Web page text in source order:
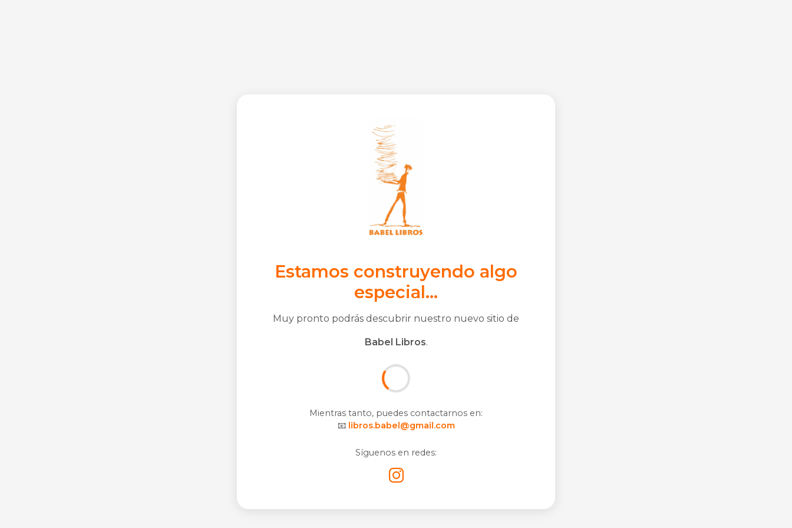
Estamos construyendo algo
especial...
Muy pronto podrás descubrir nuestro nuevo sitio de
Babel Libros.
Mientras tanto, puedes contactarnos en:
📧 libros.babel@gmail.com
Síguenos en redes: